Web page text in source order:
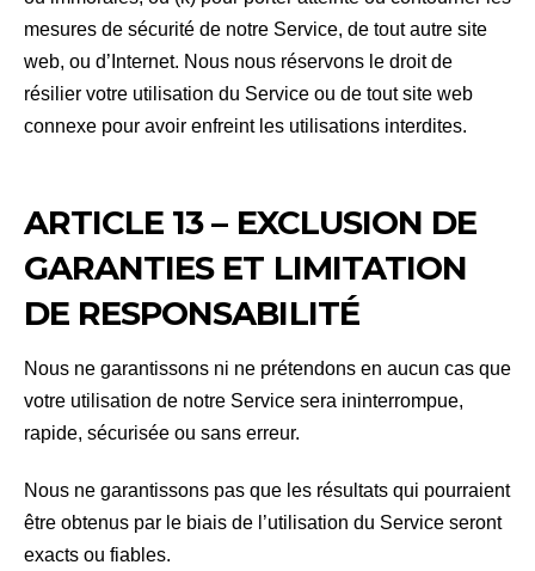
mesures de sécurité de notre Service, de tout autre site
web, ou d’Internet. Nous nous réservons le droit de
résilier votre utilisation du Service ou de tout site web
connexe pour avoir enfreint les utilisations interdites.
ARTICLE 13 – EXCLUSION DE
GARANTIES ET LIMITATION
DE RESPONSABILITÉ
Nous ne garantissons ni ne prétendons en aucun cas que
votre utilisation de notre Service sera ininterrompue,
rapide, sécurisée ou sans erreur.
Nous ne garantissons pas que les résultats qui pourraient
être obtenus par le biais de l’utilisation du Service seront
exacts ou fiables.